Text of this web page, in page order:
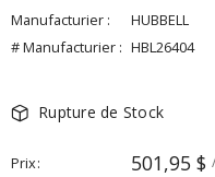
Manufacturier :
HUBBELL
# Manufacturier : HBL26404
Rupture de Stock
Prix 501,95 $